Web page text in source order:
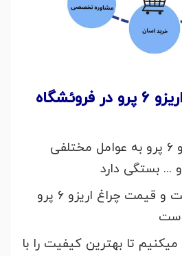
قیمت چراغ جلو اریزو 6 پرو در فروئشگاه
قیمت چراغ جلو اریزو 6 پرو به عوامل مختلفی
... بستگی دارد
در فروشگاه ما کیفیت و قیمت چراغ اریزو 6 پرو
تا بهترین کیفیت را با